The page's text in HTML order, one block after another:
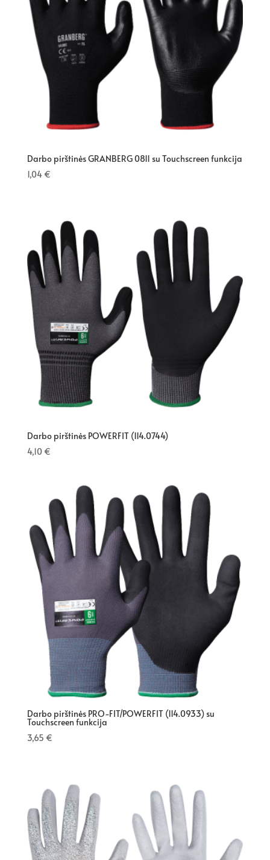
Darbo pirštinės GRANBERG 0811 su Touchscreen funkcija
1,04 €
Darbo pirštinės POWERFIT (114.0744)
4,10 €
Darbo pirštinės PRO-FIT/POWERFIT (114.0933) su
Touchscreen funkcija
3,65 €